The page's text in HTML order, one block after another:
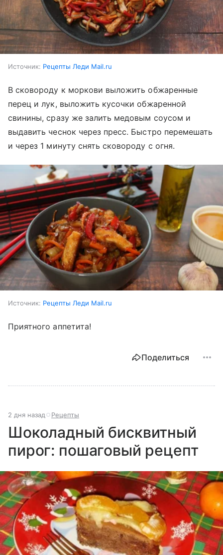
Источник: Рецепты Леди Mail.ru
В сковороду к моркови выложить обжаренные
перец и лук, выложить кусочки обжаренной
свинины, сразу же залить медовым соусом и
выдавить чеснок через пресс. Быстро перемешать
и через 1 минуту снять сковороду с огня.
Источник: Рецепты Леди Mail.ru
Приятного аппетита!
Поделиться
2 дня назад Рецепты
Шоколадный бисквитный
пирог: пошаговый рецепт